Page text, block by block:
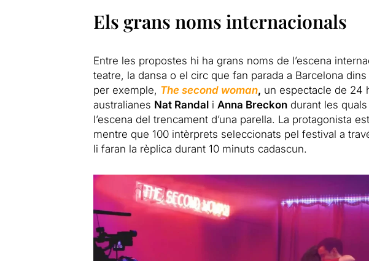
Els grans noms internacionals
Entre les propostes hi ha grans noms de l’escena
teatre, la dansa o el circ que fan parada a Barcelona
per exemple, The second woman, un espectacle de 24
australianes Nat Randali Anna Breckondurant les quals
l’escena del trencament d’una parella. La protagonista
mentre que 100 intèrprets seleccionats pel festival a
li faran la rèplica durant 10 minuts cadascun.